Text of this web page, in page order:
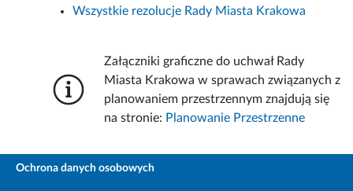
Wszystkie rezolucje Rady Miasta Krakowa
Załączniki graficzne do uchwał Rady
Miasta Krakowa w sprawach związanych z
planowaniem przestrzennym znajdują się
na stronie: Planowanie Przestrzenne
Ochrona danych osobowych